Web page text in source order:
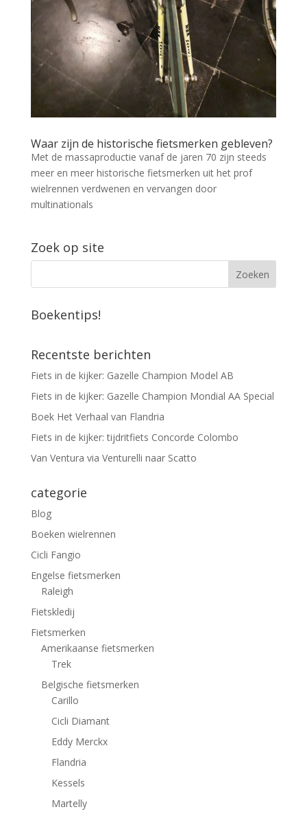
Waar zijn de historische fietsmerken gebleven?
Met de massaproductie vanaf de jaren 70 zijn steeds
meer en meer historische fietsmerken uit het prof
wielrennen verdwenen en vervangen door
multinationals
Zoek op site
Boekentips!
Recentste berichten
Fiets in de kijker: Gazelle Champion Model AB
Fiets in de kijker: Gazelle Champion Mondial AA Special
Boek Het Verhaal van Flandria
Fiets in de kijker: tijdritfiets Concorde Colombo
Van Ventura via Venturelli naar Scatto
categorie
Blog
Boeken wielrennen
Cicli Fangio
Engelse fietsmerken
Raleigh
Fietskledij
Fietsmerken
Amerikaanse fietsmerken
Trek
Belgische fietsmerken
Carillo
Cicli Diamant
Eddy Merckx
Flandria
Kessels
Martelly